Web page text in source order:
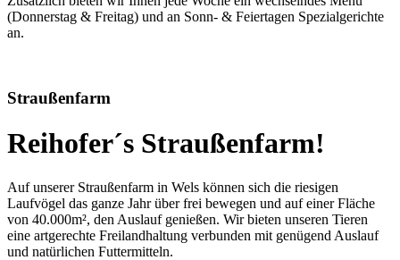
(Donnerstag & Freitag) und an Sonn- & Feiertagen Spezialgerichte
an.
Straußenfarm
Reihofer´s Straußenfarm!
Auf unserer Straußenfarm in Wels können sich die riesigen
Laufvögel das ganze Jahr über frei bewegen und auf einer Fläche
von 40.000m², den Auslauf genießen. Wir bieten unseren Tieren
eine artgerechte Freilandhaltung verbunden mit genügend Auslauf
und natürlichen Futtermitteln.